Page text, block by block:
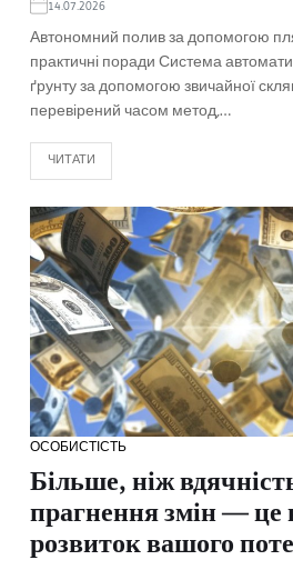
14.07.2026
Автономний полив за допомогою
практичні поради Система
ґрунту за допомогою звичайної
перевірений часом метод,…
ЧИТАТИ
ОСОБИСТІСТЬ
Більше, ніж
прагнення змін — це
розвиток вашого